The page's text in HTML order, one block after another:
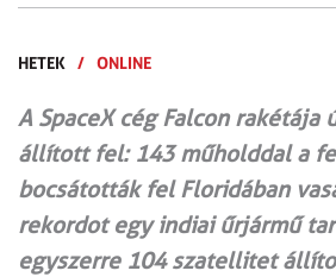
HETEK / ONLINE
A SpaceX cég Falcon
állított fel: 143 műholddal a
bocsátották fel Floridában
rekordot egy indiai űrjármű
egyszerre 104 szatellitet